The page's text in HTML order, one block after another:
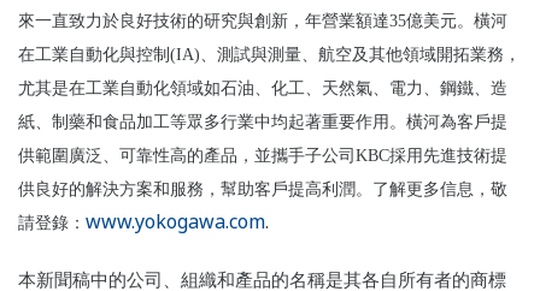
來一直致力於良好技術的研究與創新，年營業額達35億美元。橫河
在工業自動化與控制(IA)、測試與測量、航空及其他領域開拓業務，
尤其是在工業自動化領域如石油、化工、天然氣、電力、鋼鐵、造
紙、制藥和食品加工等眾多行業中均起著重要作用。橫河為客戶提
供範圍廣泛、可靠性高的產品，並攜手子公司KBC採用先進技術提
供良好的解決方案和服務，幫助客戶提高利潤。了解更多信息，敬
請登錄： www.yokogawa.com.
本新聞稿中的公司、組織和產品的名稱是其各自所有者的商標